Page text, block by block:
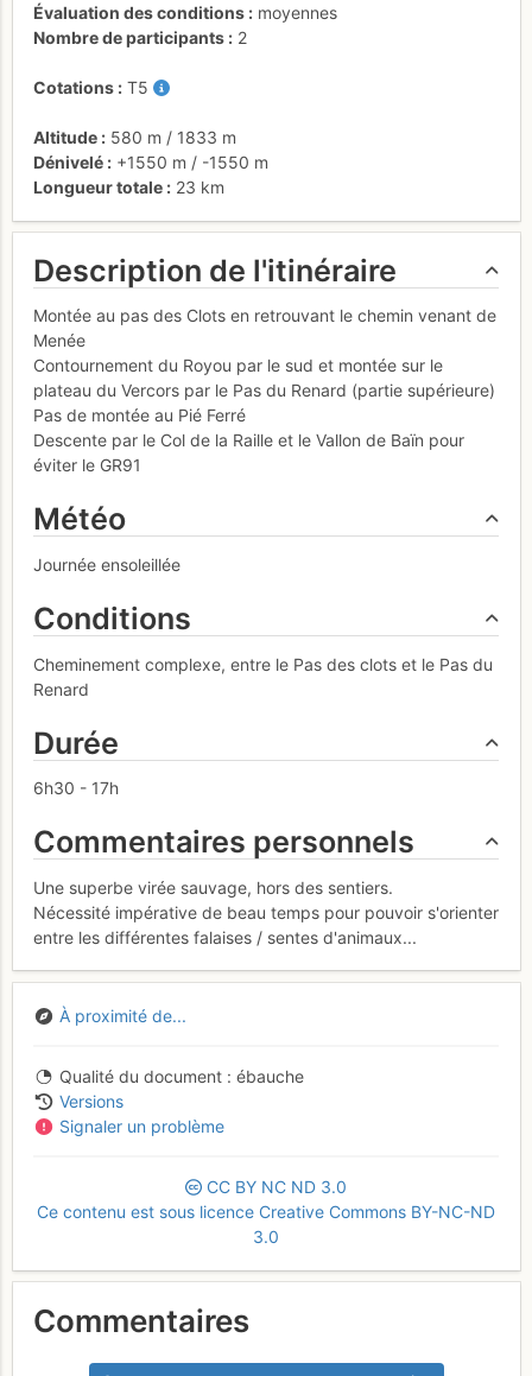
Évaluation des conditions
moyennes
Nombre de participants
2
Cotations T5
Altitude 580 m / 1833 m
Dénivelé
+1550 m / -1550 m
Longueur totale
23 km
Description de l'itinéraire
Montée au pas des Clots en retrouvant le chemin venant de
Menée
Contournement du Royou par le sud et montée sur le
plateau du Vercors par le Pas du Renard (partie supérieure)
Pas de montée au Pié Ferré
Descente par le Col de la Raille et le Vallon de Baïn pour
éviter le GR91
Météo
Journée ensoleillée
Conditions
Cheminement complexe, entre le Pas des clots et le Pas du
Renard
Durée
6h30 - 17h
Commentaires personnels
Une superbe virée sauvage, hors des sentiers.
Nécessité impérative de beau temps pour pouvoir s'orienter
entre les différentes falaises / sentes d'animaux...
À proximité de...
Qualité du document
ébauche
Versions
Signaler un problème
CC BY NC ND 3.0
Ce contenu est sous licence Creative Commons BY-NC-ND
3.0
Commentaires